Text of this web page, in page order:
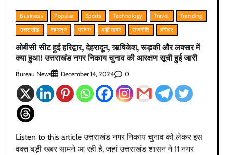
Business Popular Sports Technology Travel
Trending
उत्तराखंड
देहरादून प्रदेश बड़ी खबर राजनीति हरिद्वार
ओबीसी सीट हुई हरिद्वार, देहरादून, ऋषिकेश, रूड़की और लक्सर में
क्या हुआ! उत्तराखंड नगर निकाय चुनाव की आरक्षण सूची हुई जारी
Bureau News December 14, 2024 0
Listen to this article उत्तराखंड नगर निकाय चुनाव को लेकर इस
वक्त बड़ी खबर सामने आ रही है, जहां उत्तराखंड शासन ने 11 नगर